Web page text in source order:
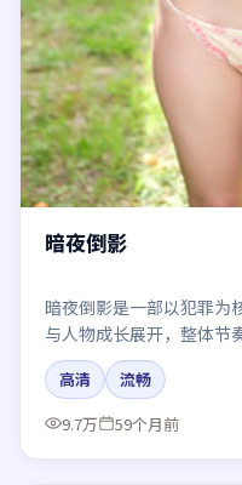
暗夜倒影
暗夜倒影是一部以犯罪为
与人物成长展开，整体节
高清
流畅
9.7万
59个月前